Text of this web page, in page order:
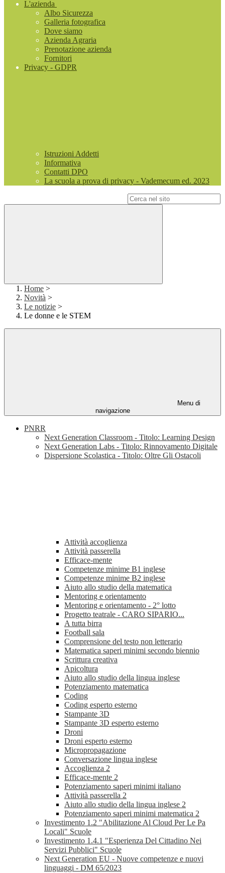
L'azienda
Albo Sicurezza
Galleria fotografica
Dove siamo
Azienda Agraria
Prenotazione azienda
Fornitori
Privacy - GDPR
Istruzioni Addetti
Informativa
Contatti DPO
La scuola a prova di privacy - Vademecum ed. 2023
Home >
Novità >
Le notizie >
Le donne e le STEM
Menu di
navigazione
PNRR
Next Generation Classroom - Titolo: Learning Design
Next Generation Labs - Titolo: Rinnovamento Digitale
Dispersione Scolastica - Titolo: Oltre Gli Ostacoli
Attività accoglienza
Attività passerella
Efficace-mente
Competenze minime B1 inglese
Competenze minime B2 inglese
Aiuto allo studio della matematica
Mentoring e orientamento
Mentoring e orientamento - 2° lotto
Progetto teatrale - CARO SIPARIO...
A tutta birra
Football sala
Comprensione del testo non letterario
Matematica saperi minimi secondo biennio
Scrittura creativa
Apicoltura
Aiuto allo studio della lingua inglese
Potenziamento matematica
Coding
Coding esperto esterno
Stampante 3D
Stampante 3D esperto esterno
Droni
Droni esperto esterno
Micropropagazione
Conversazione lingua inglese
Accoglienza 2
Efficace-mente 2
Potenziamento saperi minimi italiano
Attività passerella 2
Aiuto allo studio della lingua inglese 2
Potenziamento saperi minimi matematica 2
Investimento 1.2 "Abilitazione Al Cloud Per Le Pa
Locali" Scuole
Investimento 1.4.1 "Esperienza Del Cittadino Nei
Servizi Pubblici" Scuole
Next Generation EU - Nuove competenze e nuovi
linguaggi - DM 65/2023